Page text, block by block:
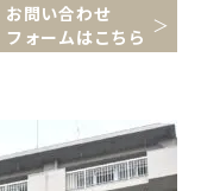
お問い合わせ
フォームはこちら